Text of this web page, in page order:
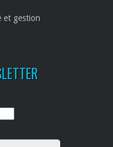
et gestion